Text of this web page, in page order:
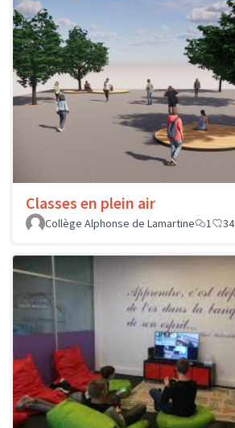
Classes en plein air
Collège Alphonse de Lamartine
1 34